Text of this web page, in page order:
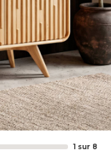
1 sur 8